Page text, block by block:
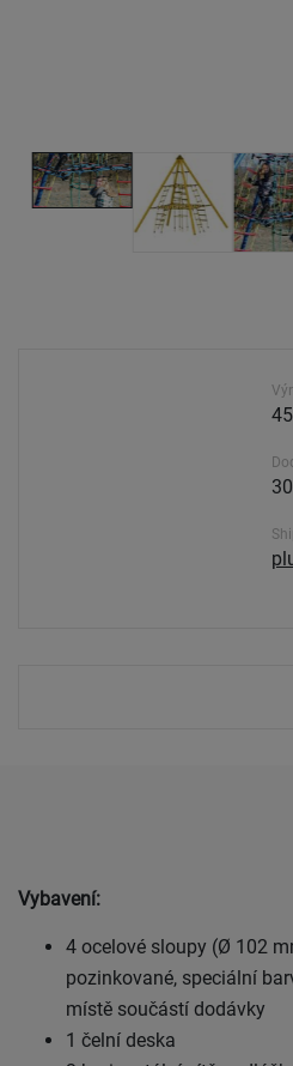
Vybavení:
4 ocelové sloupy (Ø 102
pozinkované, speciální
místě součástí dodávky
1 čelní deska